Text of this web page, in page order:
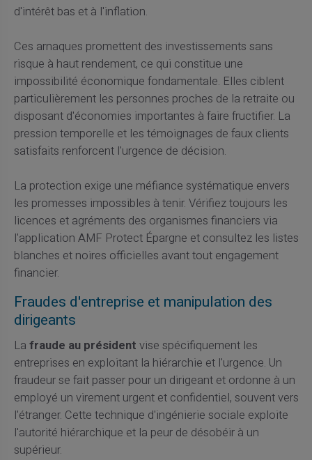
d'intérêt bas et à l'inflation.
Ces arnaques promettent des investissements sans
risque à haut rendement, ce qui constitue une
impossibilité économique fondamentale. Elles ciblent
particulièrement les personnes proches de la retraite ou
disposant d'économies importantes à faire fructifier. La
pression temporelle et les témoignages de faux clients
satisfaits renforcent l'urgence de décision.
La protection exige une méfiance systématique envers
les promesses impossibles à tenir. Vérifiez toujours les
licences et agréments des organismes financiers via
l'application AMF Protect Épargne et consultez les listes
blanches et noires officielles avant tout engagement
financier.
Fraudes d'entreprise et manipulation des
dirigeants
La fraude au président vise spécifiquement les
entreprises en exploitant la hiérarchie et l'urgence. Un
fraudeur se fait passer pour un dirigeant et ordonne à un
employé un virement urgent et confidentiel, souvent vers
l'étranger. Cette technique d'ingénierie sociale exploite
l'autorité hiérarchique et la peur de désobéir à un
supérieur.